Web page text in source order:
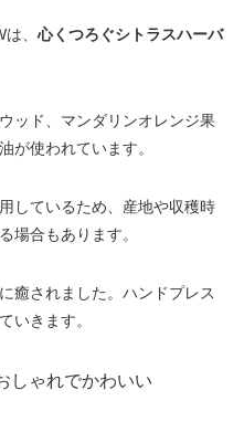
、 心くつろぐシトラスハーバ
ッド、マンダリンオレンジ果
が使われています。
しているため、産地や収穫時
場合もあります。
癒されました。ハンドプレス
いきます。
しゃれでかわいい